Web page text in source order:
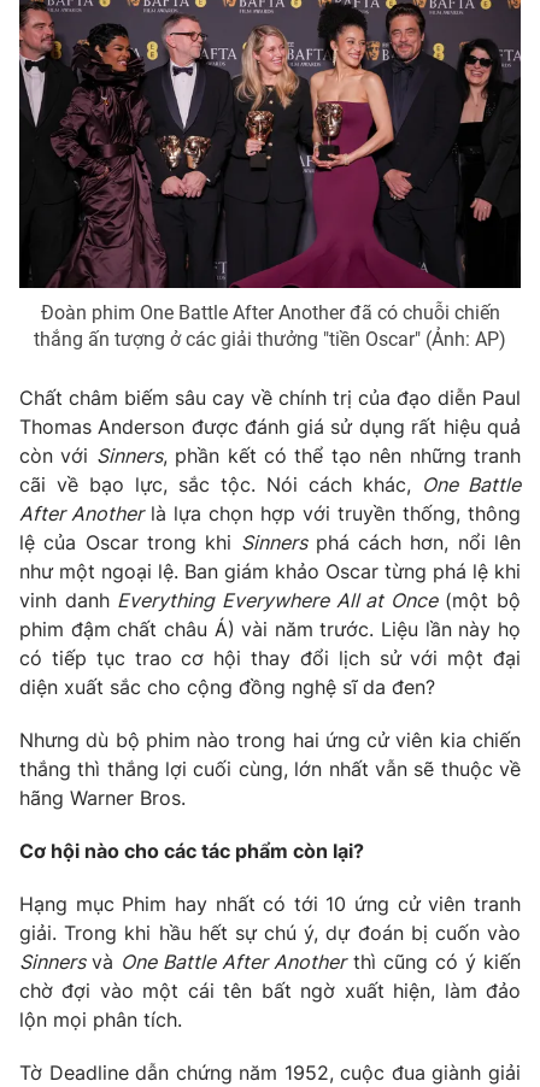
Liên hệ quảng cáo:024-7300.7108
thuận bằng văn bản. Ghi rõ nguồn VTV.vn khi phát hành lại
thông tin từ website này.
Đoàn phim One Battle After Another đã có chuỗi chiến
thắng ấn tượng ở các giải thưởng "tiền Oscar" (Ảnh: AP)
Chất châm biếm sâu cay về chính trị của đạo diễn Paul
Thomas Anderson được đánh giá sử dụng rất hiệu quả
còn với Sinners, phần kết có thể tạo nên những tranh
cãi về bạo lực, sắc tộc. Nói cách khác, One Battle
After Anotherlà lựa chọn hợp với truyền thống, thông
lệ của Oscar trong khi Sinnersphá cách hơn, nổi lên
như một ngoại lệ. Ban giám khảo Oscar từng phá lệ khi
vinh danh Everything Everywhere All at Once(một bộ
phim đậm chất châu Á) vài năm trước. Liệu lần này họ
có tiếp tục trao cơ hội thay đổi lịch sử với một đại
diện xuất sắc cho cộng đồng nghệ sĩ da đen?
Nhưng dù bộ phim nào trong hai ứng cử viên kia chiến
thắng thì thắng lợi cuối cùng, lớn nhất vẫn sẽ thuộc về
hãng Warner Bros.
Cơ hội nào cho các tác phẩm còn lại?
Hạng mục Phim hay nhất có tới 10 ứng cử viên tranh
giải. Trong khi hầu hết sự chú ý, dự đoán bị cuốn vào
Sinners và One Battle After Anotherthì cũng có ý kiến
chờ đợi vào một cái tên bất ngờ xuất hiện, làm đảo
lộn mọi phân tích.
Tờ Deadline dẫn chứng năm 1952, cuộc đua giành giải